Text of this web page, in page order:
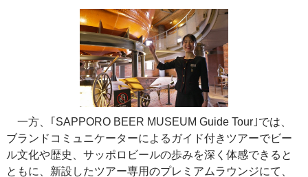
一方、｢SAPPORO BEER MUSEUM Guide Tour｣では、
ブランドコミュニケーターによるガイド付きツアーでビー
ル文化や歴史、サッポロビールの歩みを深く体感できると
ともに、新設したツアー専用のプレミアムラウンジにて、